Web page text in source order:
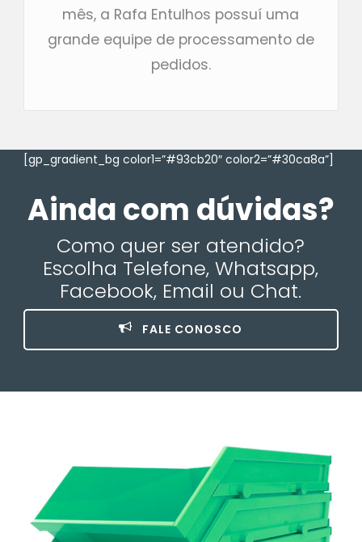
mês, a Rafa Entulhos possuí uma
grande equipe de processamento de
pedidos.
[gp_gradient_bg color1=”#93cb20″ color2=”#30ca8a”]
Ainda com dúvidas?
Como quer ser atendido?
Escolha Telefone, Whatsapp,
Facebook, Email ou Chat.
FALE CONOSCO